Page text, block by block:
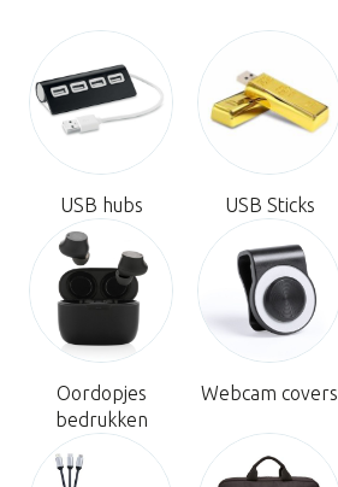
USB hubs USB Sticks
Oordopjes
bedrukken
Webcam covers